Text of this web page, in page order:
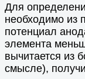
Для
необходимо из
потенциал
элемента
вычитается из
смысле),